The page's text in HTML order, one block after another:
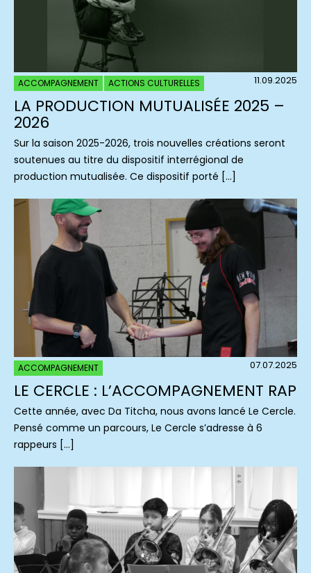
ACCOMPAGNEMENT ACTIONS CULTURELLES 11.09.2025
LA PRODUCTION MUTUALISÉE 2025 –
2026
Sur la saison 2025-2026, trois nouvelles créations seront
soutenues au titre du dispositif interrégional de
production mutualisée. Ce dispositif porté […]
ACCOMPAGNEMENT 07.07.2025
LE CERCLE : L’ACCOMPAGNEMENT RAP
Cette année, avec Da Titcha, nous avons lancé Le Cercle.
Pensé comme un parcours, Le Cercle s’adresse à 6
rappeurs […]